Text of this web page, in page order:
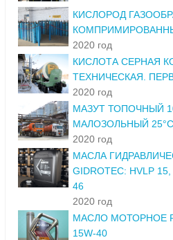
КИСЛОРОД
2020 год
КИСЛОТА СЕРНАЯ
ТЕХНИЧЕСКАЯ.
2020 год
МАЗУТ ТОПОЧНЫЙ
МАЛОЗОЛЬНЫЙ 25°С
2020 год
МАСЛА
GIDROTEC: HVLP
46
2020 год
МАСЛО МОТОРНОЕ
15W-40